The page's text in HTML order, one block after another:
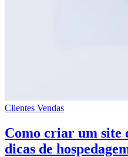
Clientes Vendas
Como criar um site
dicas de